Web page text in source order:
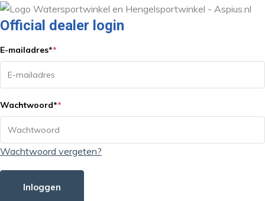
Official dealer login
E-mailadres**
Wachtwoord**
Wachtwoord vergeten?
Inloggen